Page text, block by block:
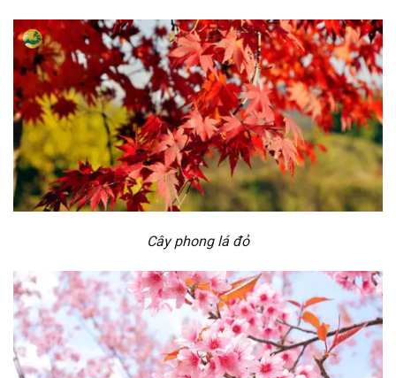
Cây phong lá đỏ